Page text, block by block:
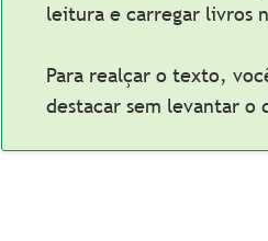
leitura e carregar livros
Para realçar o texto,
destacar sem levantar o